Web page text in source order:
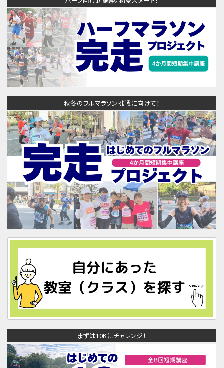
秋冬のフルマラソン挑戦に向けて！
まずは10Kにチャレンジ！